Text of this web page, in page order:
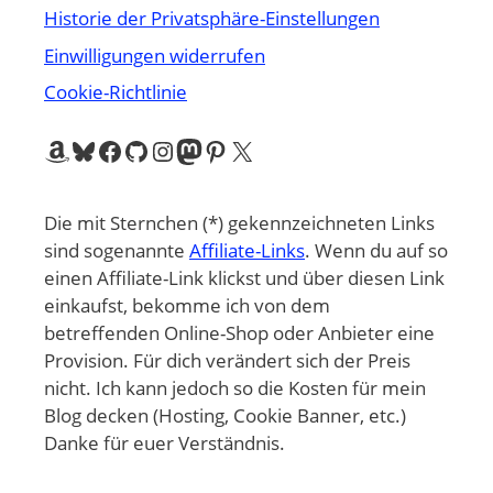
Historie der Privatsphäre-Einstellungen
Einwilligungen widerrufen
Cookie-Richtlinie
Amazon
Bluesky
Facebook
GitHub
Instagram
Mastodon
Pinterest
X
Die mit Sternchen (*) gekennzeichneten Links
sind sogenannte Affiliate-Links. Wenn du auf so
einen Affiliate-Link klickst und über diesen Link
einkaufst, bekomme ich von dem
betreffenden Online-Shop oder Anbieter eine
Provision. Für dich verändert sich der Preis
nicht. Ich kann jedoch so die Kosten für mein
Blog decken (Hosting, Cookie Banner, etc.)
Danke für euer Verständnis.